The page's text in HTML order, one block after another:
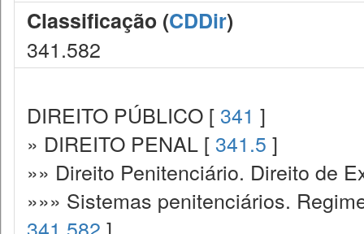
Classificação (CDDir)
341.582
DIREITO PÚBLICO [ 341 ]
» DIREITO PENAL [ 341.5 ]
»» Direito Penitenciário. Direito de
»»» Sistemas penitenciários.